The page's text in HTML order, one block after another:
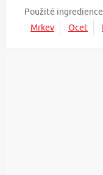
Použité
Mrkev
Ocet